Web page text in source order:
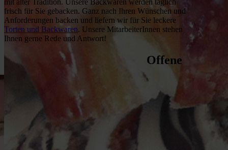
frisch für Sie gebacken. Ganz nach Ihren Wünschen und
Anforderungen backen und liefern wir für Sie leckere
Torten und Backwaren. Unsere MitarbeiterInnen stehen
Ihnen gerne Rede und Antwort!
Offene